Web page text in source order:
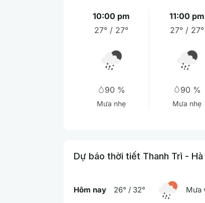
10:00 pm
27° / 27°
90 %
Mưa nhẹ
11:00 pm
27° / 27°
90 %
Mưa nhẹ
Dự báo thời tiết Thanh Trì -
Hôm nay 26° / 32° Mưa